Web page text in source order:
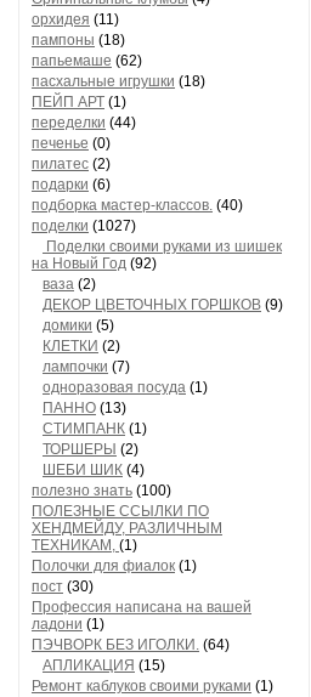
орхидея (11)
пампоны (18)
папьемаше (62)
пасхальные игрушки (18)
ПЕЙП АРТ (1)
переделки (44)
печенье (0)
пилатес (2)
подарки (6)
подборка мастер-классов. (40)
поделки (1027)
Поделки своими руками из шишек
на Новый Год (92)
ваза (2)
ДЕКОР ЦВЕТОЧНЫХ ГОРШКОВ (9)
домики (5)
КЛЕТКИ (2)
лампочки (7)
одноразовая посуда (1)
ПАННО (13)
СТИМПАНК (1)
ТОРШЕРЫ (2)
ШЕБИ ШИК (4)
полезно знать (100)
ПОЛЕЗНЫЕ ССЫЛКИ ПО
ХЕНДМЕЙДУ, РАЗЛИЧНЫМ
ТЕХНИКАМ, (1)
Полочки для фиалок (1)
пост (30)
Профессия написана на вашей
ладони (1)
ПЭЧВОРК БЕЗ ИГОЛКИ. (64)
АПЛИКАЦИЯ (15)
Ремонт каблуков своими руками (1)